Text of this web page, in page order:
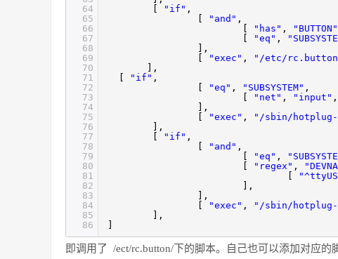
64
65
66
67
68
69
70
71
72
73
74
75
76
77
78
79
80
81
82
83
84
85
86
[
"if"
[
"and"
[
"has" , "BUTTON"
[
"eq" ,
[
"exec" , "/etc/rc.button/
],
[
"if" ,
[
"eq" , "SUBSYSTEM"
[
"net" , "input" ,
[
"exec" , "/sbin/
[
"if"
[
"and"
[
"eq" ,
[
"regex" ,
[
[
"exec" , "/sbin/
]
即调用了 /ect/rc.button/下的脚本。自己也可以添加对应的